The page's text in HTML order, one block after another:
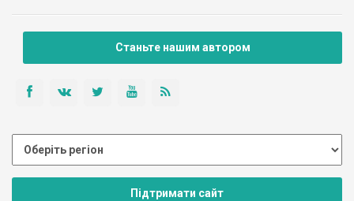
Станьте нашим автором
Підтримати сайт